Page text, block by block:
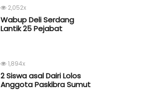
2,052x
Wabup Deli Serdang
Lantik 25 Pejabat
1,894x
2 Siswa asal Dairi Lolos
Anggota Paskibra Sumut